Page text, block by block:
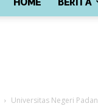
Universitas Negeri